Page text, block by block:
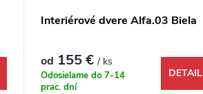
Interiérové dvere Alfa.03 Biela
od 155 €/ ks
Odosielame do 7-14
prac. dní
DETAIL